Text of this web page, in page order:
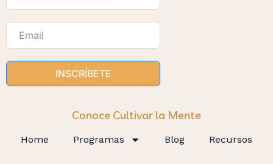
INSCRÍBETE
Conoce Cultivar la Mente
Home Programas Blog Recursos